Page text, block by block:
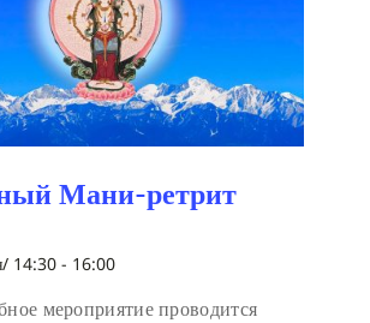
Мани-ретрит
14:30 - 16:00
мероприятие проводится